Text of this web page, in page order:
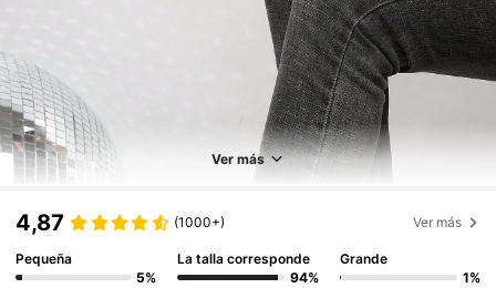
Ver más
4,87 (1000+) Ver más
Pequeña
5%
La talla corresponde
94%
Grande
1%